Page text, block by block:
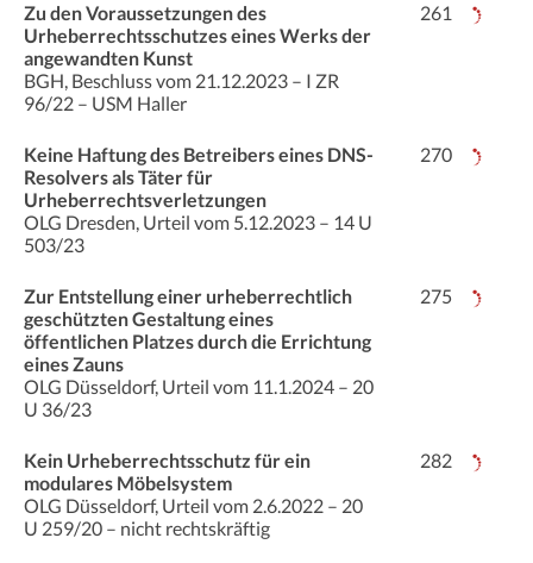
Zu den Voraussetzungen des
Urheberrechtsschutzes eines Werks der
angewandten Kunst
BGH, Beschluss vom 21.12.2023 – I ZR
96/22 – USM Haller
261
Keine Haftung des Betreibers eines DNS-
Resolvers als Täter für
Urheberrechtsverletzungen
OLG Dresden, Urteil vom 5.12.2023 – 14 U
503/23
270
Zur Entstellung einer urheberrechtlich
geschützten Gestaltung eines
öffentlichen Platzes durch die Errichtung
eines Zauns
OLG Düsseldorf, Urteil vom 11.1.2024 – 20
U 36/23
275
Kein Urheberrechtsschutz für ein
modulares Möbelsystem
OLG Düsseldorf, Urteil vom 2.6.2022 – 20
U 259/20 – nicht rechtskräftig
282